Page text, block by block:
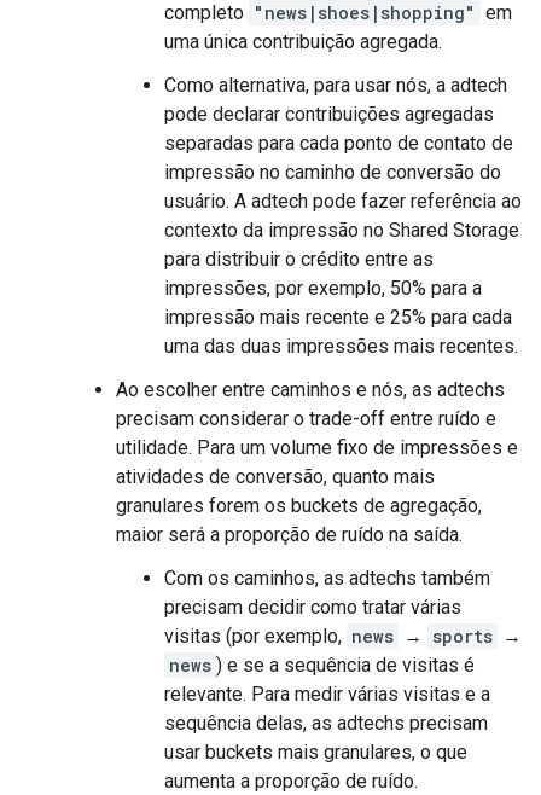
completo "news|shoes|shopping" em
uma única contribuição agregada.
Como alternativa, para usar nós, a adtech
pode declarar contribuições agregadas
separadas para cada ponto de contato de
impressão no caminho de conversão do
usuário. A adtech pode fazer referência ao
contexto da impressão no Shared Storage
para distribuir o crédito entre as
impressões, por exemplo, 50% para a
impressão mais recente e 25% para cada
uma das duas impressões mais recentes.
Ao escolher entre caminhos e nós, as adtechs
precisam considerar o trade-off entre ruído e
utilidade. Para um volume fixo de impressões e
atividades de conversão, quanto mais
granulares forem os buckets de agregação,
maior será a proporção de ruído na saída.
Com os caminhos, as adtechs também
precisam decidir como tratar várias
visitas (por exemplo, news → sports →
news ) e se a sequência de visitas é
relevante. Para medir várias visitas e a
sequência delas, as adtechs precisam
usar buckets mais granulares, o que
aumenta a proporção de ruído.